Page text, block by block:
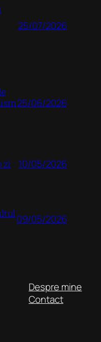
25/07/2026
25/06/2026
zi 10/05/2026
09/05/2026
Despre mine
Contact